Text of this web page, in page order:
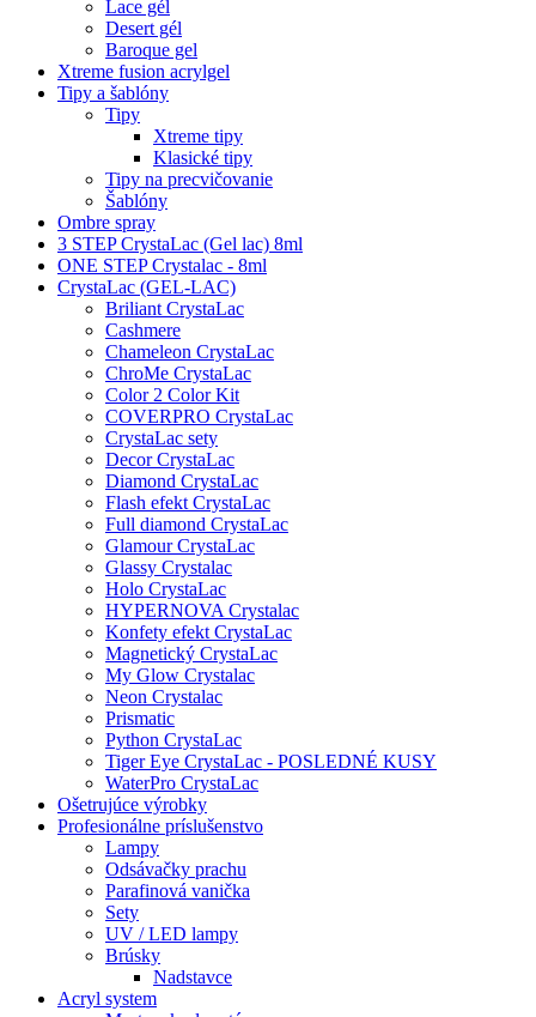
Lace gél
Desert gél
Baroque gel
Xtreme fusion acrylgel
Tipy a šablóny
Tipy
Xtreme tipy
Klasické tipy
Tipy na precvičovanie
Šablóny
Ombre spray
3 STEP CrystaLac (Gel lac) 8ml
ONE STEP Crystalac - 8ml
CrystaLac (GEL-LAC)
Briliant CrystaLac
Cashmere
Chameleon CrystaLac
ChroMe CrystaLac
Color 2 Color Kit
COVERPRO CrystaLac
CrystaLac sety
Decor CrystaLac
Diamond CrystaLac
Flash efekt CrystaLac
Full diamond CrystaLac
Glamour CrystaLac
Glassy Crystalac
Holo CrystaLac
HYPERNOVA Crystalac
Konfety efekt CrystaLac
Magnetický CrystaLac
My Glow Crystalac
Neon Crystalac
Prismatic
Python CrystaLac
Tiger Eye CrystaLac - POSLEDNÉ KUSY
WaterPro CrystaLac
Ošetrujúce výrobky
Profesionálne príslušenstvo
Lampy
Odsávačky prachu
Parafinová vanička
Sety
UV / LED lampy
Brúsky
Nadstavce
Acryl system